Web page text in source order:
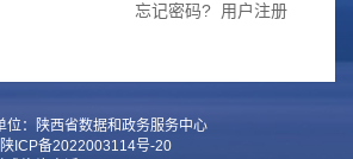
用户注册
忘记密码?
位：陕西省数据和政务服务中心
陕ICP备2022003114号-20